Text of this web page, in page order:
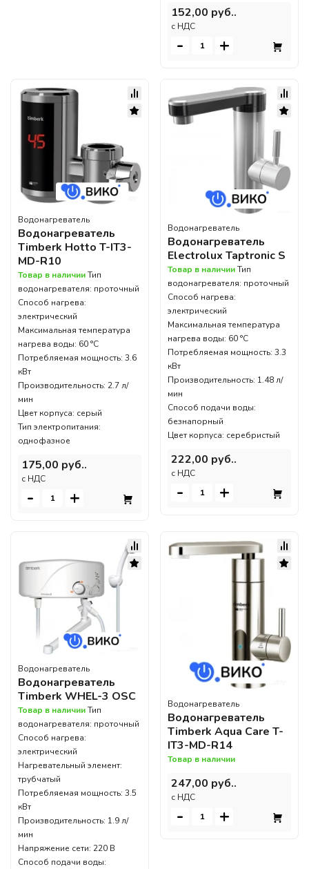
152,00 руб..
c НДС
- +
Водонагреватель
Водонагреватель
Timberk Hotto T-IT3-
MD-R10
Товар в наличииТип
водонагревателя: проточный
Способ нагрева:
электрический
Максимальная температура
нагрева воды: 60 °С
Потребляемая мощность: 3.6
кВт
Производительность: 2.7 л/
мин
Цвет корпуса: серый
Тип электропитания:
однофазное
175,00 руб..
c НДС
- +
Водонагреватель
Водонагреватель
Electrolux Taptronic S
Товар в наличииТип
водонагревателя: проточный
Способ нагрева:
электрический
Максимальная температура
нагрева воды: 60 °С
Потребляемая мощность: 3.3
кВт
Производительность: 1.48 л/
мин
Способ подачи воды:
безнапорный
Цвет корпуса: серебристый
222,00 руб..
c НДС
- +
Водонагреватель
Водонагреватель
Timberk WHEL-3 OSC
Товар в наличииТип
водонагревателя: проточный
Способ нагрева:
электрический
Нагревательный элемент:
трубчатый
Потребляемая мощность: 3.5
кВт
Производительность: 1.9 л/
мин
Напряжение сети: 220 В
Способ подачи воды:
Водонагреватель
Водонагреватель
Timberk Aqua Care T-
IT3-MD-R14
Товар в наличии
247,00 руб..
c НДС
- +